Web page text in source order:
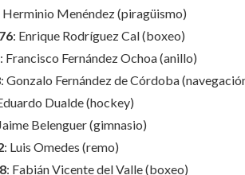
Herminio Menéndez (piragüismo)
: Enrique Rodríguez Cal (boxeo)
: Francisco Fernández Ochoa (anillo)
: Gonzalo Fernández de Córdoba
Dualde (hockey)
Belenguer (gimnasio)
: Luis Omedes (remo)
: Fabián Vicente del Valle (boxeo)